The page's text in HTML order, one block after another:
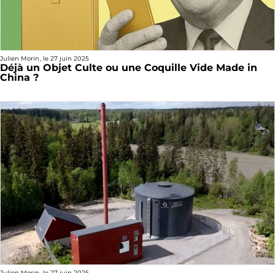
Julien Morin, le 27 juin 2025
Déjà un Objet Culte ou une Coquille Vide Made in
China ?